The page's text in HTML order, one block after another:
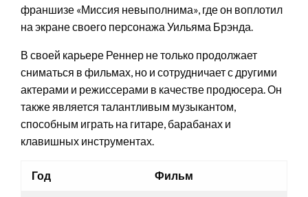
франшизе «Миссия невыполнима», где он воплотил
на экране своего персонажа Уильяма Брэнда.
В своей карьере Реннер не только продолжает
сниматься в фильмах, но и сотрудничает с другими
актерами и режиссерами в качестве продюсера. Он
также является талантливым музыкантом,
способным играть на гитаре, барабанах и
клавишных инструментах.
Год Фильм